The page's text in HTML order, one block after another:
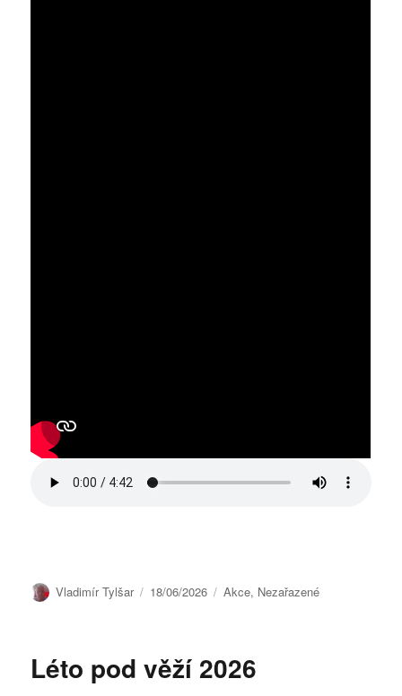
Autor:
Vladimír Tylšar Publikováno:
18/06/2026 Rubriky:
Akce, Nezařazené
Léto pod věží 2026